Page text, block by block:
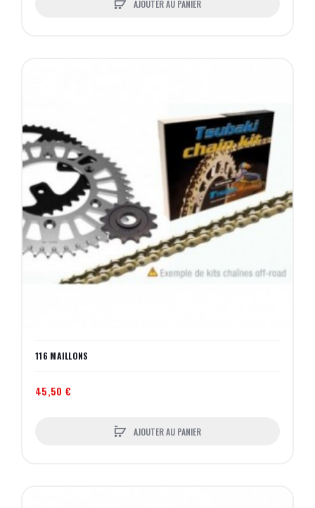
AJOUTER AU PANIER
116 MAILLONS
45,50 €
AJOUTER AU PANIER